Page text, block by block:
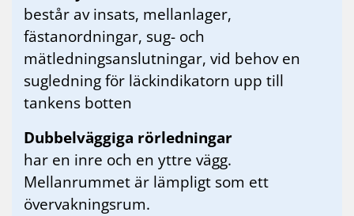
består av insats, mellanlager,
fästanordningar, sug- och
mätledningsanslutningar, vid behov en
sugledning för läckindikatorn upp till
tankens botten
Dubbelväggiga rörledningar
har en inre och en yttre vägg.
Mellanrummet är lämpligt som ett
övervakningsrum.